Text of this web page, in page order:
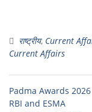
राष्ट्रीय, Current
Current Affairs
Padma Awards 2026
RBI and ESMA